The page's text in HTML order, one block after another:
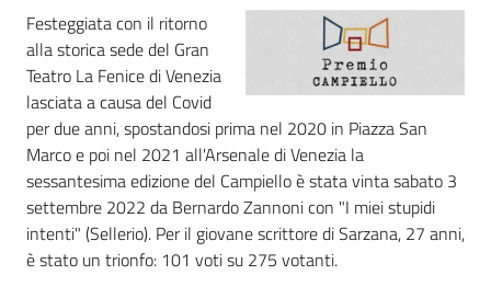
i
contenuti
Risorse
online
Festeggiata con il ritorno
alla storica sede del Gran
Teatro La Fenice di Venezia
lasciata a causa del Covid
per due anni, spostandosi prima nel 2020 in Piazza San
Marco e poi nel 2021 all'Arsenale di Venezia la
sessantesima edizione del Campiello è stata vinta sabato 3
settembre 2022 da Bernardo Zannoni con "I miei stupidi
intenti" (Sellerio). Per il giovane scrittore di Sarzana, 27 anni,
è stato un trionfo: 101 voti su 275 votanti.